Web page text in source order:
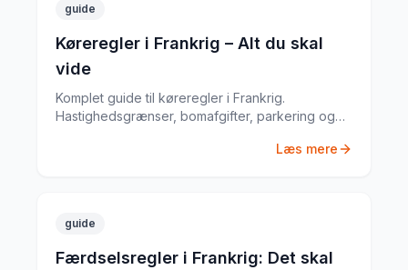
guide
Køreregler i Frankrig – Alt du skal
vide
Komplet guide til køreregler i Frankrig.
Hastighedsgrænser, bomafgifter, parkering og
Læs mere
guide
Færdselsregler i Frankrig: Det skal